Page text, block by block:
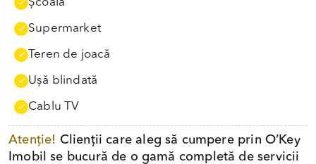
Școală
Supermarket
Teren de joacă
Uşă blindată
Cablu TV
Atenție! Clienții care aleg să cumpere prin O’Key
Imobil se bucură de o gamă completă de servicii